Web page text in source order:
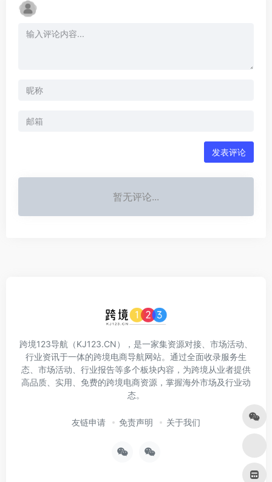
发表评论
暂无评论...
跨境123导航（KJ123.CN），是一家集资源对接、市场活动、
行业资讯于一体的跨境电商导航网站。通过全面收录服务生
态、市场活动、行业报告等多个板块内容，为跨境从业者提供
高品质、实用、免费的跨境电商资源，掌握海外市场及行业动
态。
友链申请 免责声明 关于我们